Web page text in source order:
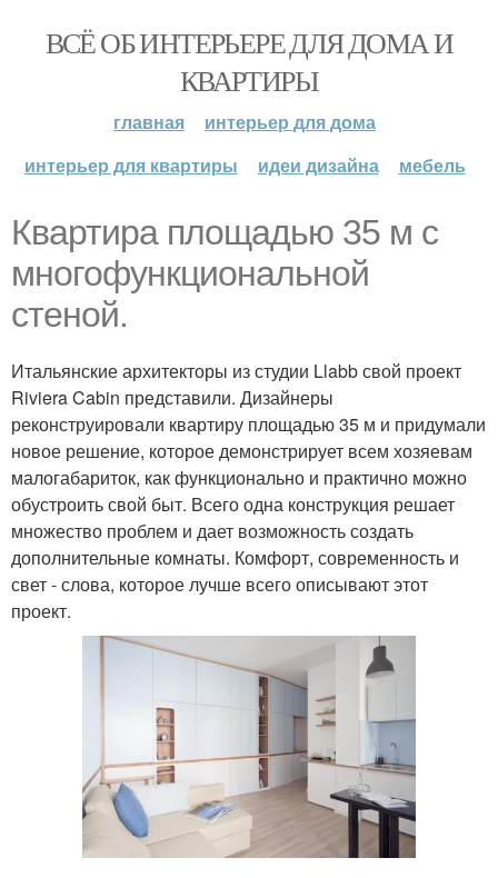
ВСЁ ОБ ИНТЕРЬЕРЕ ДЛЯ ДОМА И
КВАРТИРЫ
главная
интерьер для дома
интерьер для квартиры
идеи дизайна мебель
Квартира площадью 35 м с
многофункциональной
стеной.
Итальянские архитекторы из студии Llabb свой проект
Riviera Cabin представили. Дизайнеры
реконструировали квартиру площадью 35 м и придумали
новое решение, которое демонстрирует всем хозяевам
малогабариток, как функционально и практично можно
обустроить свой быт. Всего одна конструкция решает
множество проблем и дает возможность создать
дополнительные комнаты. Комфорт, современность и
свет - слова, которое лучше всего описывают этот
проект.